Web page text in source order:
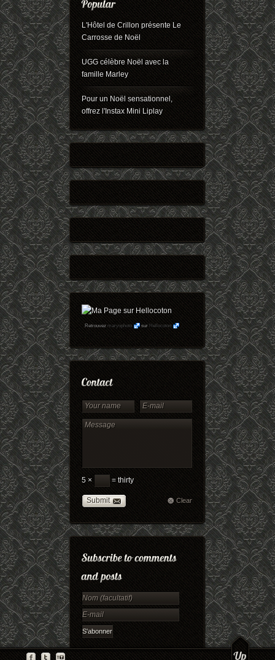
L'Hôtel de Crillon présente Le
Carrosse de Noël
UGG célèbre Noël avec la
famille Marley
Pour un Noël sensationnel,
offrez l'Instax Mini Liplay
Retrouvezmaryophoto surHellocoton
5 × = thirty
Submit Clear